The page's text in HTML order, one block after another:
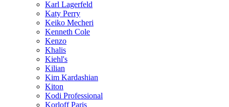
Karl Lagerfeld
Katy Perry
Keiko Mecheri
Kenneth Cole
Kenzo
Khalis
Kiehl's
Kilian
Kim Kardashian
Kiton
Kodi Professional
Korloff Paris